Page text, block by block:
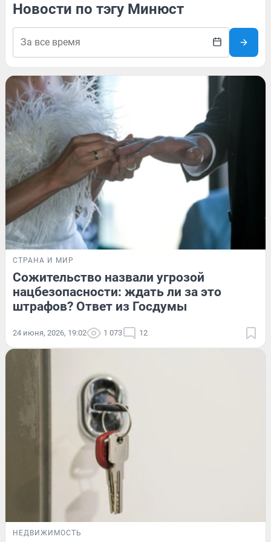
Новости по тэгу Минюст
СТРАНА И МИР
Сожительство назвали угрозой
нацбезопасности: ждать ли за это
штрафов? Ответ из Госдумы
24 июня, 2026, 19:02 1 073 12
НЕДВИЖИМОСТЬ